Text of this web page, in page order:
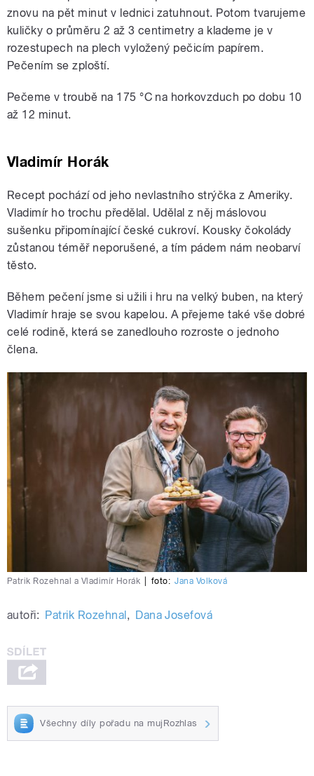
znovu na pět minut v lednici zatuhnout. Potom tvarujeme
kuličky o průměru 2 až 3 centimetry a klademe je v
rozestupech na plech vyložený pečicím papírem.
Pečením se zploští.
Pečeme v troubě na 175 °C na horkovzduch po dobu 10
až 12 minut.
Vladimír Horák
Recept pochází od jeho nevlastního strýčka z Ameriky.
Vladimír ho trochu předělal. Udělal z něj máslovou
sušenku připomínající české cukroví. Kousky čokolády
zůstanou téměř neporušené, a tím pádem nám neobarví
těsto.
Během pečení jsme si užili i hru na velký buben, na který
Vladimír hraje se svou kapelou. A přejeme také vše dobré
celé rodině, která se zanedlouho rozroste o jednoho
člena.
Patrik Rozehnal a Vladimír Horák foto: Jana Volková
autoři: Patrik Rozehnal , Dana Josefová
Všechny díly pořadu na mujRozhlas